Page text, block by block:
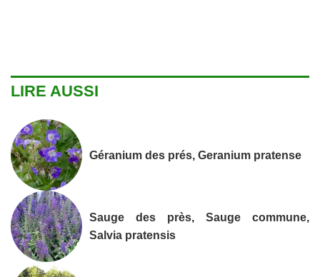
LIRE AUSSI
Géranium des prés, Geranium pratense
Sauge des près, Sauge commune,
Salvia pratensis